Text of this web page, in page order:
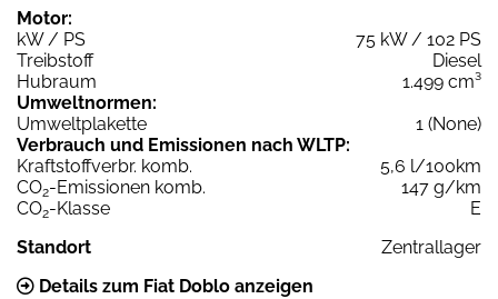
Motor:
kW / PS
75 kW / 102 PS
Treibstoff
Diesel
Hubraum
1.499 cm³
Umweltnormen:
Umweltplakette
1 (None)
Verbrauch und Emissionen nach WLTP:
Kraftstoffverbr. komb.
5,6 l/100km
CO2-Emissionen komb.
147 g/km
CO2-Klasse
E
Standort
Zentrallager
Details zum Fiat Doblo anzeigen